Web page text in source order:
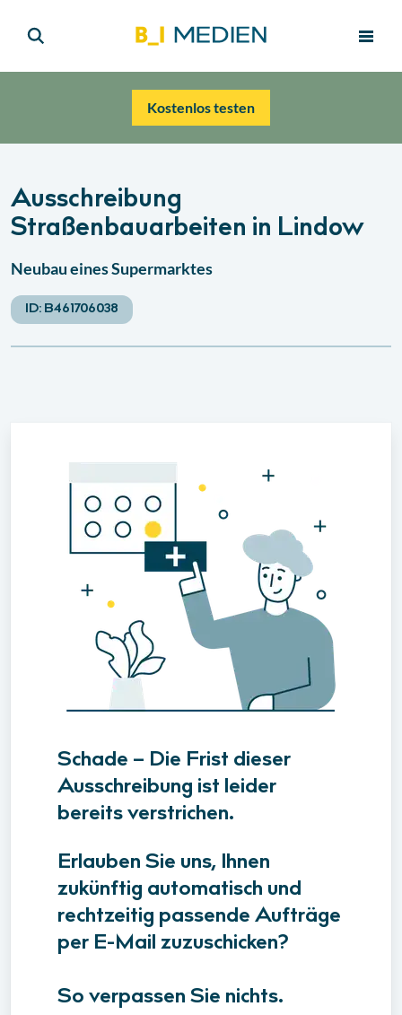
Kostenlos testen
Ausschreibung
Straßenbauarbeiten in Lindow
Neubau eines Supermarktes
ID: B461706038
Schade – Die Frist dieser
Ausschreibung ist leider
bereits verstrichen.
Erlauben Sie uns, Ihnen
zukünftig automatisch und
rechtzeitig passende Aufträge
per E-Mail zuzuschicken?
So verpassen Sie nichts.